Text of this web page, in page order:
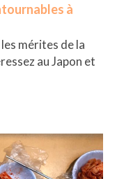
à
mérites de la
au Japon et